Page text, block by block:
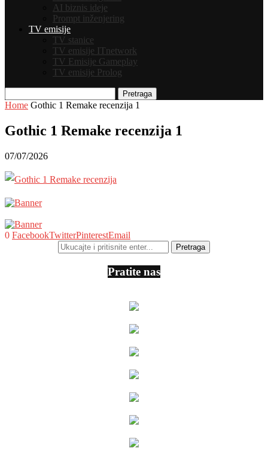
AI biznis ideje
Prompt inženjering
TV emisije
TV stanice
TV emisije ITnetwork
TV Emisije Gameplay
TV emisije Prolog
Pretraga
Home Gothic 1 Remake recenzija 1
Gothic 1 Remake recenzija 1
07/07/2026
0 FacebookTwitterPinterestEmail
Pratite nas